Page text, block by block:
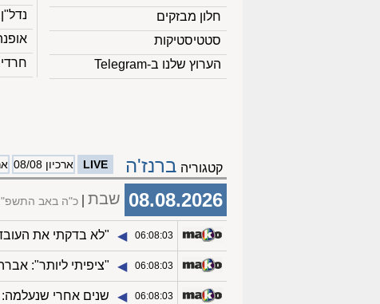
חלון מבזקים
סטטיסטיקות
הערוץ שלנו ב-Telegram
נדל"ן
קטגוריה ברנז'ה LIVE ארכיון 08/08
08.08.2026 שבת כ"ה באב
06:08:03
◀︎ "לא בדקתי את
06:08:03
◀︎ "ציפיתי ליותר":
06:08:03
◀︎ שנים אחרי